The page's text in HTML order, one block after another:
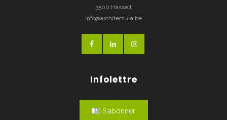
3500 Hasselt
info@architectura.be
Infolettre
S'abonner